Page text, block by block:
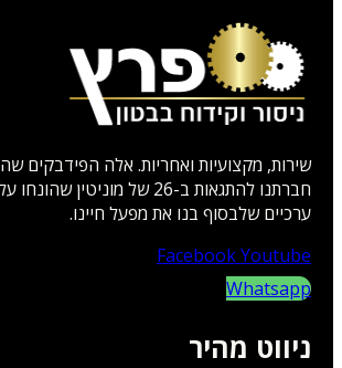
שירות, מקצועיות ואחריות. אלה הפידבקים
חברתנו להתגאות ב-26 של מוניטין
ערכיים שלבסוף בנו את מפעל חיינו.
FacebookYoutube
Whatsapp
ניווט מהיר